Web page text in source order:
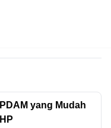
yang Mudah